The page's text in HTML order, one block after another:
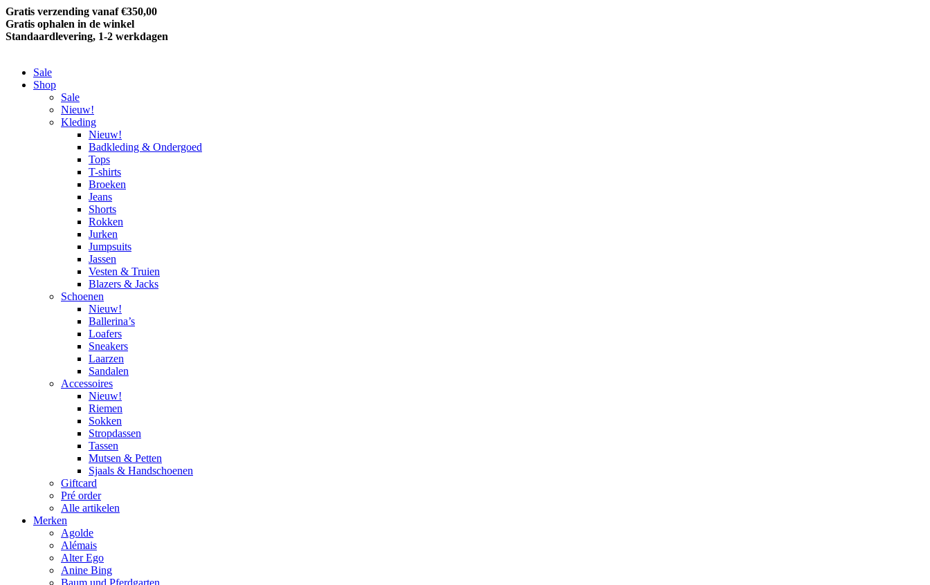
Gratis verzending vanaf €350,00
Gratis ophalen in de winkel
Standaardlevering, 1-2 werkdagen
Sale
Shop
Sale
Nieuw!
Kleding
Nieuw!
Badkleding & Ondergoed
Tops
T-shirts
Broeken
Jeans
Shorts
Rokken
Jurken
Jumpsuits
Jassen
Vesten & Truien
Blazers & Jacks
Schoenen
Nieuw!
Ballerina’s
Loafers
Sneakers
Laarzen
Sandalen
Accessoires
Nieuw!
Riemen
Sokken
Stropdassen
Tassen
Mutsen & Petten
Sjaals & Handschoenen
Giftcard
Pré order
Alle artikelen
Merken
Agolde
Alémais
Alter Ego
Anine Bing
Baum und Pferdgarten